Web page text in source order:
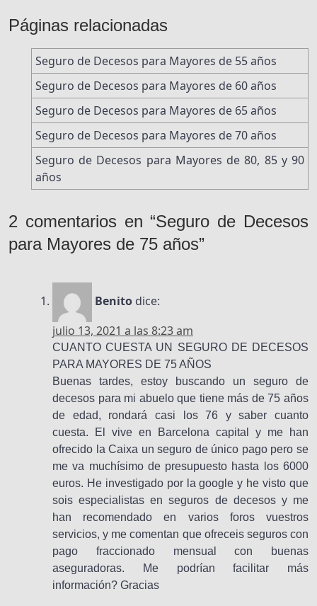
Páginas relacionadas
Seguro de Decesos para Mayores de 55 años
Seguro de Decesos para Mayores de 60 años
Seguro de Decesos para Mayores de 65 años
Seguro de Decesos para Mayores de 70 años
Seguro de Decesos para Mayores de 80, 85 y 90
años
2 comentarios en “Seguro de Decesos
para Mayores de 75 años”
Benito dice:
julio 13, 2021 a las 8:23 am
CUANTO CUESTA UN SEGURO DE DECESOS
PARA MAYORES DE 75 AÑOS
Buenas tardes, estoy buscando un seguro de
decesos para mi abuelo que tiene más de 75 años
de edad, rondará casi los 76 y saber cuanto
cuesta. El vive en Barcelona capital y me han
ofrecido la Caixa un seguro de único pago pero se
me va muchísimo de presupuesto hasta los 6000
euros. He investigado por la google y he visto que
sois especialistas en seguros de decesos y me
han recomendado en varios foros vuestros
servicios, y me comentan que ofreceis seguros con
pago fraccionado mensual con buenas
aseguradoras. Me podrían facilitar más
información? Gracias